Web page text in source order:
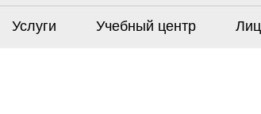
Услуги Учебный центр